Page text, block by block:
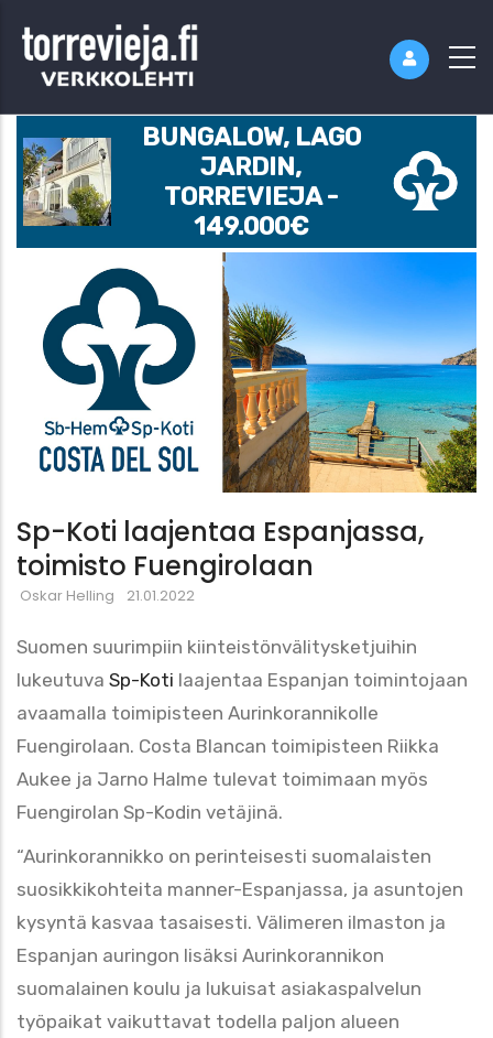
BUNGALOW, LAGO
JARDIN,
TORREVIEJA -
149.000€
Sp-Koti laajentaa Espanjassa,
toimisto Fuengirolaan
Oskar Helling 21.01.2022
Suomen suurimpiin kiinteistönvälitysketjuihin
lukeutuva Sp-Koti laajentaa Espanjan toimintojaan
avaamalla toimipisteen Aurinkorannikolle
Fuengirolaan. Costa Blancan toimipisteen Riikka
Aukee ja Jarno Halme tulevat toimimaan myös
Fuengirolan Sp-Kodin vetäjinä.
“Aurinkorannikko on perinteisesti suomalaisten
suosikkikohteita manner-Espanjassa, ja asuntojen
kysyntä kasvaa tasaisesti. Välimeren ilmaston ja
Espanjan auringon lisäksi Aurinkorannikon
suomalainen koulu ja lukuisat asiakaspalvelun
työpaikat vaikuttavat todella paljon alueen